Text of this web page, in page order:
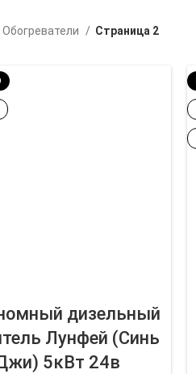
Обогреватели Страница 2
дизельный
Лунфей (Синь
5кВт 24в